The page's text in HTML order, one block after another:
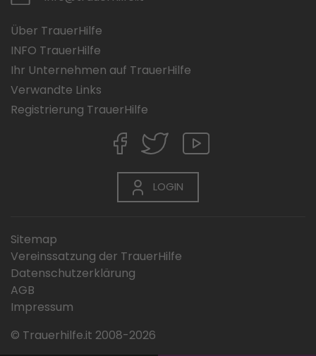
Über TrauerHilfe
INFO TrauerHilfe
Ihr Unternehmen auf TrauerHilfe
Verwandte Links
Registrierung TrauerHilfe
LOGIN
Sitemap
Vereinssatzung der TrauerHilfe
Datenschutzerklärung
AGB
Impressum
© Trauerhilfe.it 2008-2026